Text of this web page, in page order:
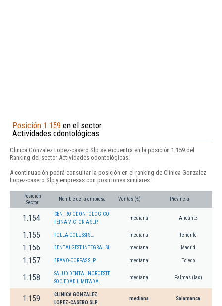
Posición 1.159 en el sector
Actividades odontológicas
Clinica Gonzalez Lopez-casero Slp se encuentra en la posición 1.159 del
Ranking del sector Actividades odontológicas.
A continuación podrá consultar la posición en el ranking de Clinica Gonzalez
Lopez-casero Slp y empresas con posiciones similares:
Posición
Sector
Nombre de la empresa Ventas (€) Provincia
1.154
CENTRO ODONTOLOGICO
REINA VICTORIA SLP.
mediana Alicante
1.155 FOLLA COLUSSI SL. mediana Tenerife
1.156 DENTALGEST INTEGRAL SL. mediana Madrid
1.157 BRAVO-CORPAS SLP mediana Toledo
1.158
SALUD DENTAL NOROESTE,
SOCIEDAD LIMITADA.
mediana Palmas (las)
1.159
CLINICA GONZALEZ
LOPEZ-CASERO SLP
mediana Salamanca